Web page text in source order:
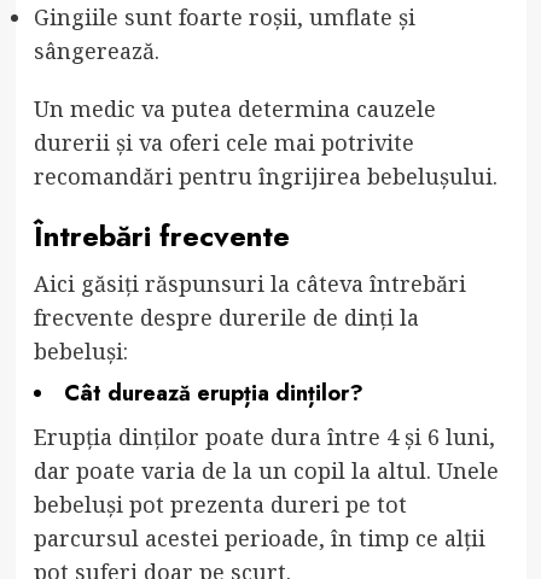
Gingiile sunt foarte roșii, umflate și
sângerează.
Un medic va putea determina cauzele
durerii și va oferi cele mai potrivite
recomandări pentru îngrijirea bebelușului.
Întrebări frecvente
Aici găsiți răspunsuri la câteva întrebări
frecvente despre durerile de dinți la
bebeluși:
Cât durează erupția dinților?
Erupția dinților poate dura între 4 și 6 luni,
dar poate varia de la un copil la altul. Unele
bebeluși pot prezenta dureri pe tot
parcursul acestei perioade, în timp ce alții
pot suferi doar pe scurt.